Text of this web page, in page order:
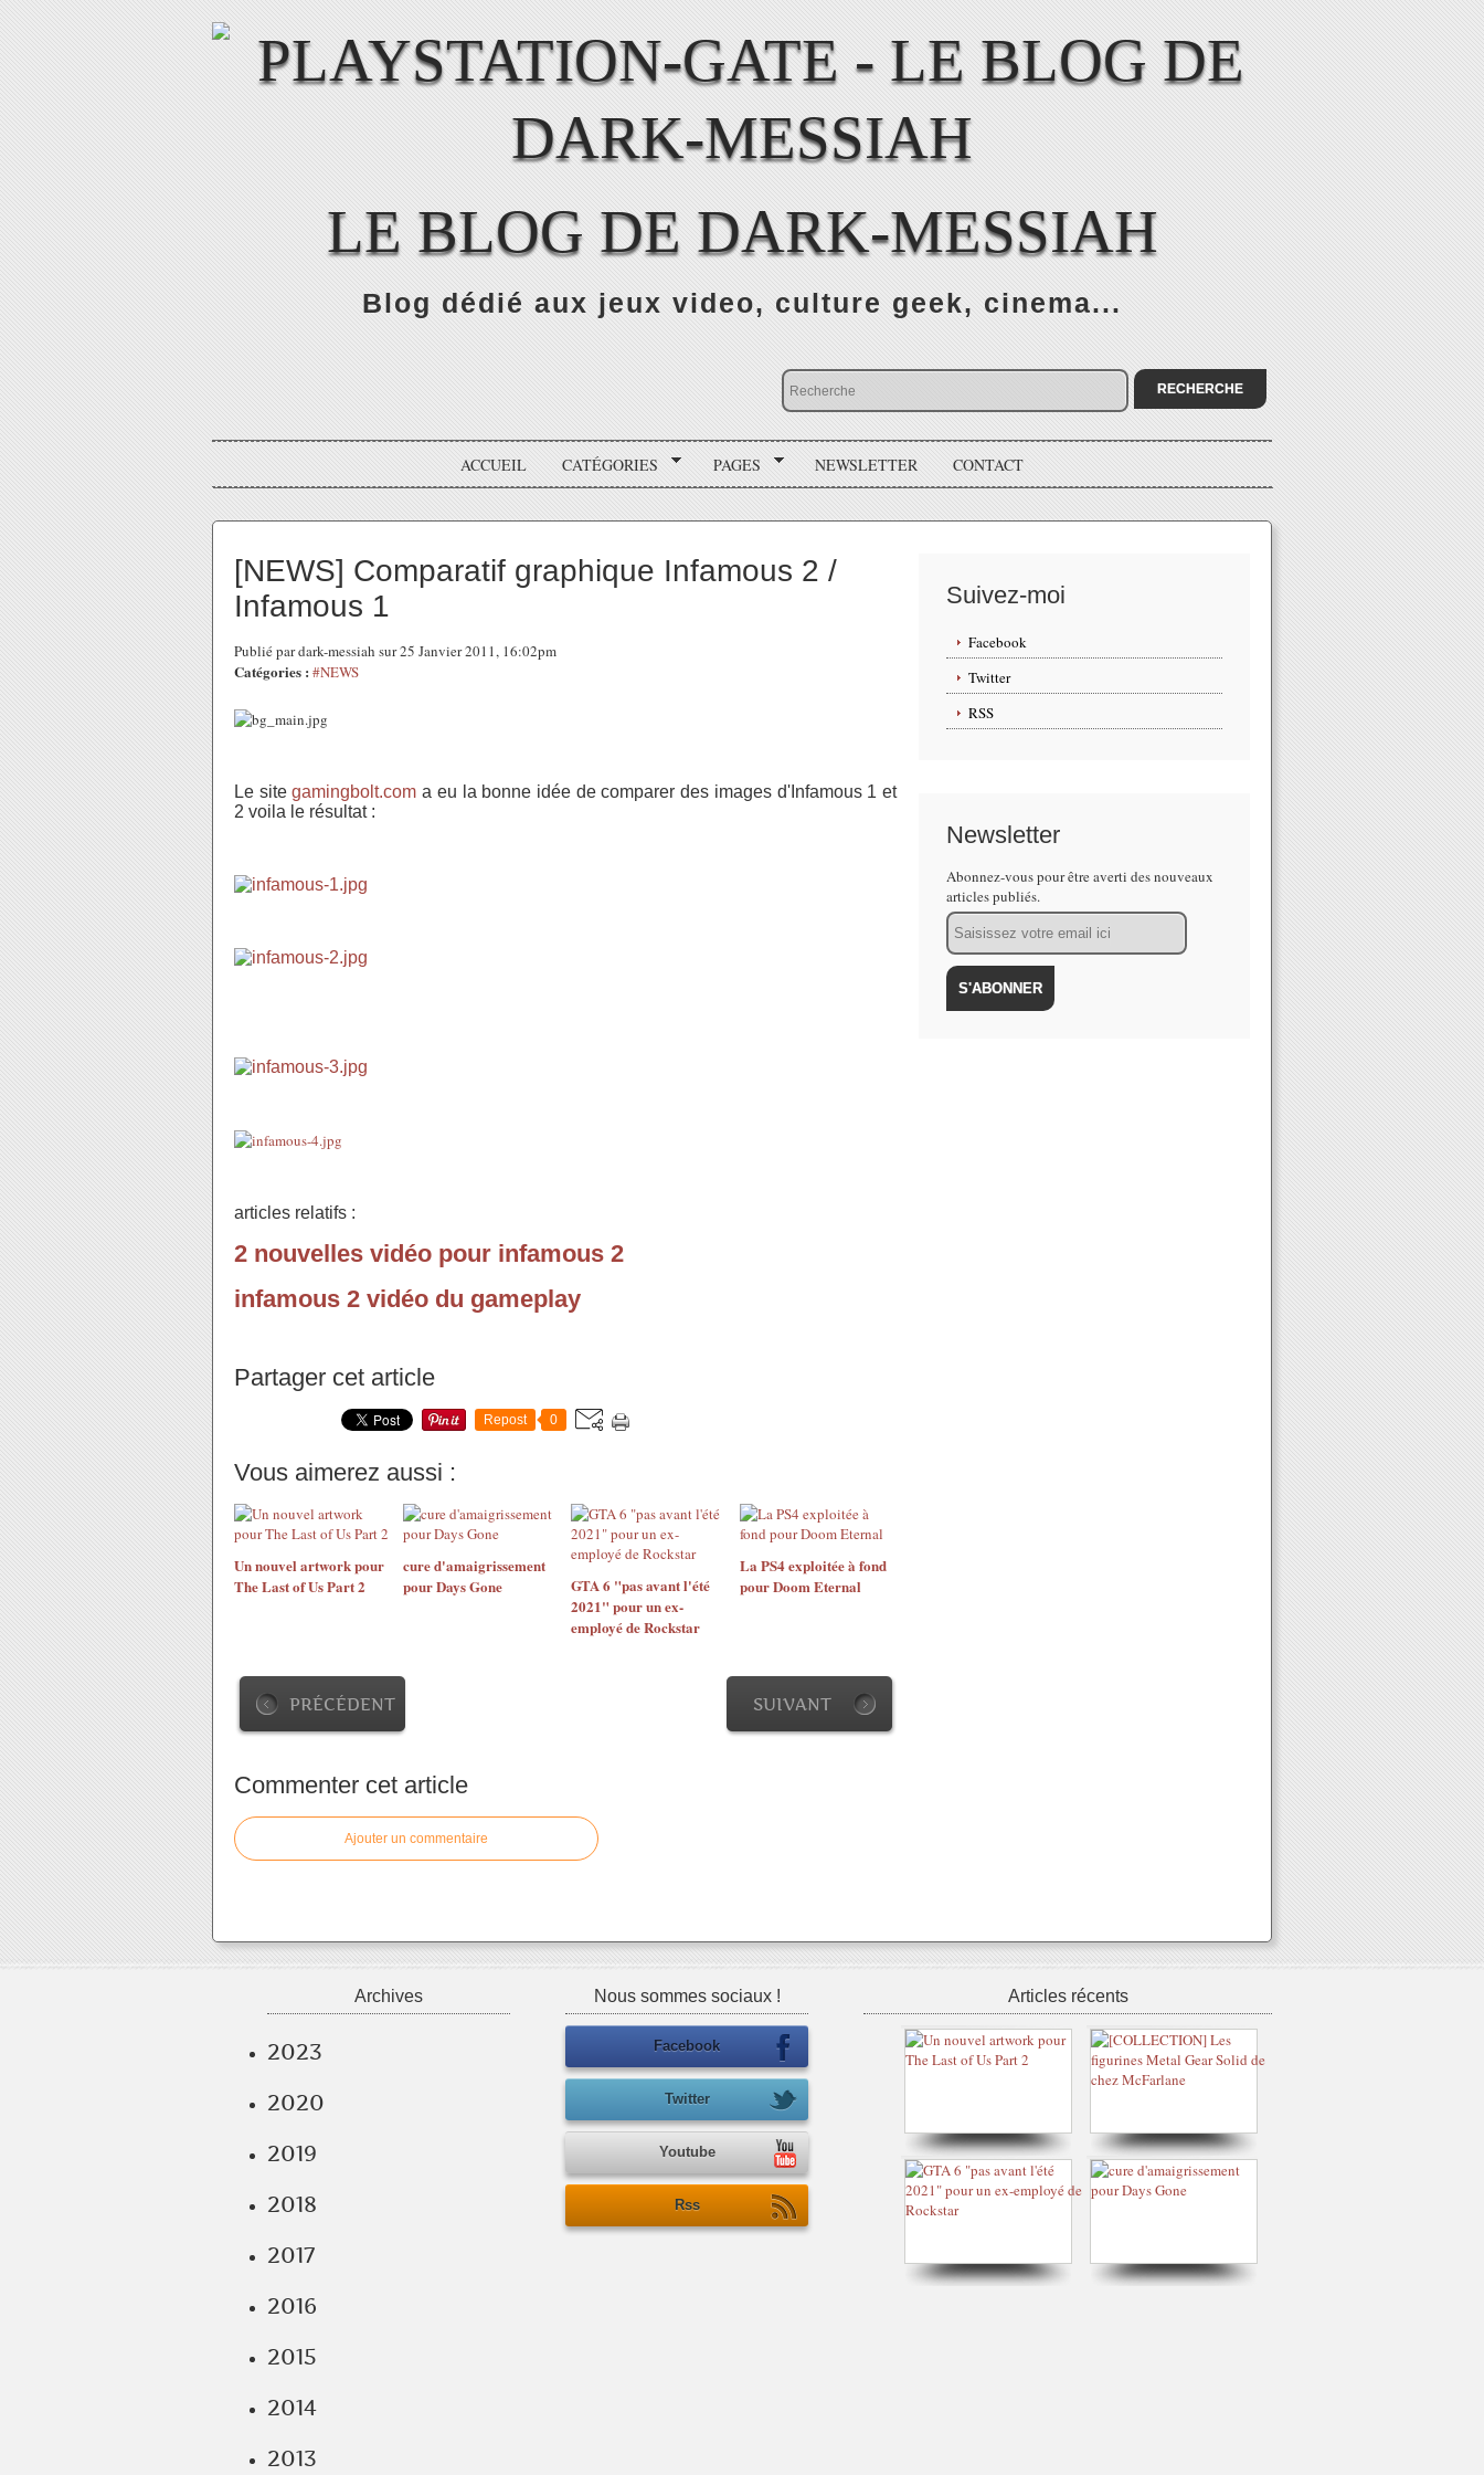
LE BLOG DE DARK-MESSIAH
Blog dédié aux jeux video, culture geek, cinema...
ACCUEIL CATÉGORIES PAGES NEWSLETTER CONTACT
[NEWS] Comparatif graphique Infamous 2 /
Infamous 1
Publié par dark-messiah sur 25 Janvier 2011, 16:02pm
Catégories : #NEWS
Le sitegamingbolt.com a eu la bonne idée de comparer des images d'Infamous 1 et
2 voila le résultat :
articles relatifs :
2 nouvelles vidéo pour infamous 2
infamous 2 vidéo du gameplay
Partager cet article
Repost 0
Vous aimerez aussi :
Un nouvel artwork pour
The Last of Us Part 2
cure d'amaigrissement
pour Days Gone
GTA 6 "pas avant l'été
2021" pour un ex-
employé de Rockstar
La PS4 exploitée à fond
pour Doom Eternal
PRÉCÉDENT SUIVANT
Commenter cet article
Ajouter un commentaire
Suivez-moi
Facebook
Twitter
RSS
Newsletter
Abonnez-vous pour être averti des nouveaux
articles publiés.
Email
Archives
2023
2020
2019
2018
2017
2016
2015
2014
2013
Nous sommes sociaux !
Facebook
Twitter
Youtube
Rss
Articles récents